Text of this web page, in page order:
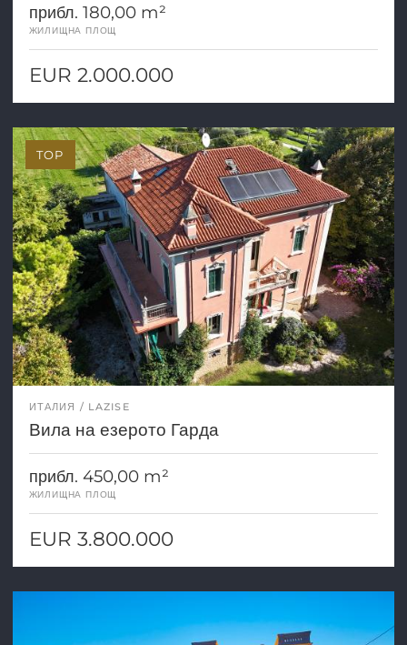
прибл. 180,00 m²
ЖИЛИЩНА ПЛОЩ
EUR 2.000.000
ИТАЛИЯ LAZISE
Вила на езерото Гарда
прибл. 450,00 m²
ЖИЛИЩНА ПЛОЩ
EUR 3.800.000
TOP